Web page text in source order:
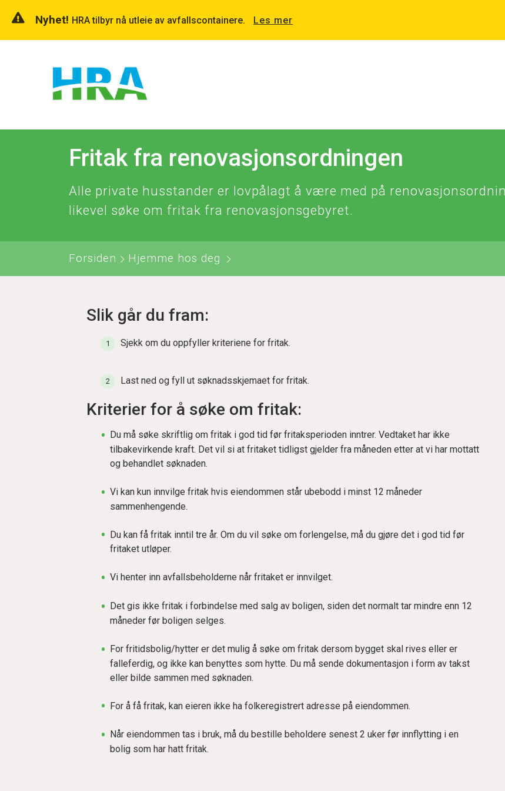
Nyhet! HRA tilbyr nå utleie av avfallscontainere. Les mer
Fritak fra renovasjonsordningen
Alle private husstander er lovpålagt å være med på
likevel søke om fritak fra renovasjonsgebyret.
Forsiden Hjemme hos deg
Slik går du fram:
Sjekk om du oppfyller kriteriene for fritak.
Last ned og fyll ut søknadsskjemaet for fritak.
Kriterier for å søke om fritak:
Du må søke skriftlig om fritak i god tid før fritaksperioden inntrer. Vedtaket har ikke
tilbakevirkende kraft. Det vil si at fritaket tidligst gjelder fra måneden etter at vi har mottatt
og behandlet søknaden.
Vi kan kun innvilge fritak hvis eiendommen står ubebodd i minst 12 måneder
sammenhengende.
Du kan få fritak inntil tre år. Om du vil søke om forlengelse, må du gjøre det i god tid før
fritaket utløper.
Vi henter inn avfallsbeholderne når fritaket er innvilget.
Det gis ikke fritak i forbindelse med salg av boligen, siden det normalt tar mindre enn 12
måneder før boligen selges.
For fritidsbolig/hytter er det mulig å søke om fritak dersom bygget skal rives eller er
falleferdig, og ikke kan benyttes som hytte. Du må sende dokumentasjon i form av takst
eller bilde sammen med søknaden.
For å få fritak, kan eieren ikke ha folkeregistrert adresse på eiendommen.
Når eiendommen tas i bruk, må du bestille beholdere senest 2 uker før innflytting i en
bolig som har hatt fritak.